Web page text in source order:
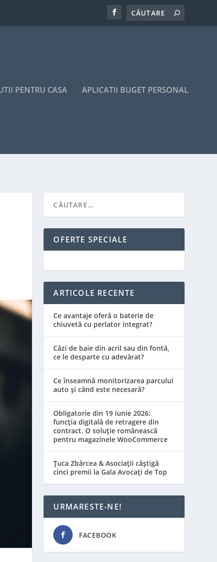
PENTRU CASA APLICATII BUGET PERSONAL
OFERTE SPECIALE
ARTICOLE RECENTE
Ce avantaje oferă o baterie de
chiuvetă cu perlator integrat?
Căzi de baie din acril sau din fontă,
ce le desparte cu adevărat?
Ce înseamnă monitorizarea parcului
auto și când este necesară?
Obligatorie din 19 iunie 2026:
funcția digitală de retragere din
contract. O soluție românească
pentru magazinele WooCommerce
Țuca Zbârcea & Asociații câștigă
cinci premii la Gala Avocați de Top
URMARESTE-NE!
FACEBOOK